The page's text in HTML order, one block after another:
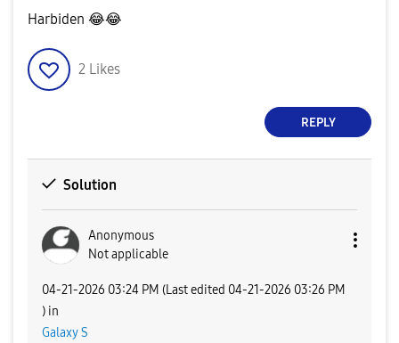
Harbiden 😂😂
2 Likes
REPLY
Solution
Anonymous
Not applicable
‎04-21-2026 03:24 PM (Last edited ‎04-21-2026 03:26 PM
) in
Galaxy S